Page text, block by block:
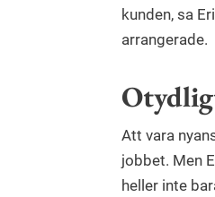
kunden, sa
arrangerade.
Att vara
jobbet. Men
heller inte